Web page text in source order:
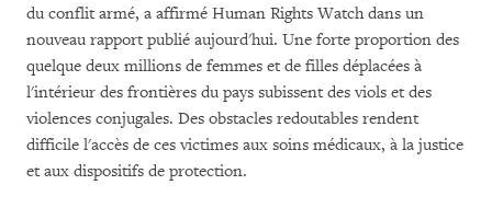
du conflit armé, a affirmé Human Rights Watch dans un
nouveau rapport publié aujourd'hui. Une forte proportion des
quelque deux millions de femmes et de filles déplacées à
l'intérieur des frontières du pays subissent des viols et des
violences conjugales. Des obstacles redoutables rendent
difficile l'accès de ces victimes aux soins médicaux, à la justice
et aux dispositifs de protection.